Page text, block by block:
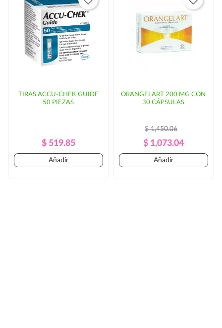
TIRAS ACCU-CHEK GUIDE
50 PIEZAS
Precio
Regular
Precio
$ 519.85
Añadir
ORANGELART 200 MG CON
30 CÁPSULAS
Precio
Regular
$ 1,450.06
Precio
$ 1,073.04
Añadir